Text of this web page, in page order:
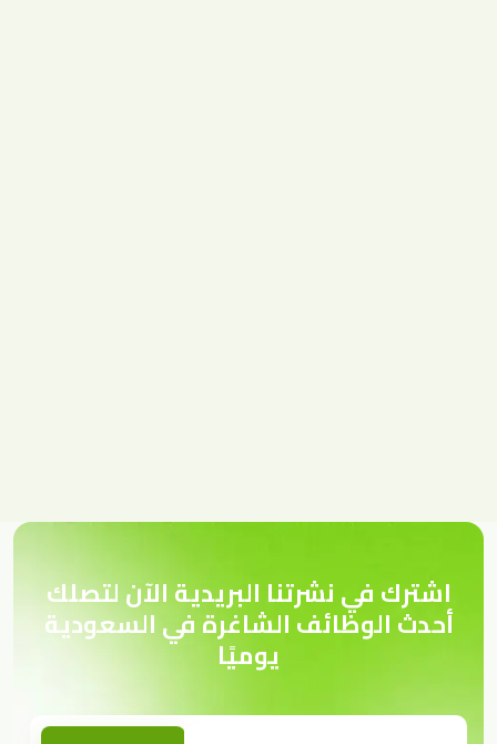
اشترك في نشرتنا البريدية الآن لتصلك
أحدث الوظائف الشاغرة في السعودية
يوميًا